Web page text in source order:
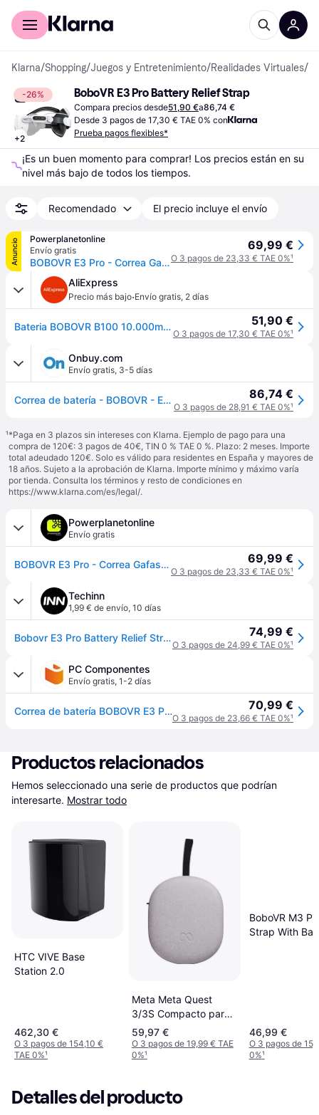
Comprar con Klarna
Klarna/Shopping/Juegos y Entretenimiento/Realidades Virtuales/
-26%
+2
BoboVR E3 Pro Battery Relief Strap
Compara precios desde51,90 €a86,74 €
Desde 3 pagos de 17,30 € TAE 0% con
Prueba pagos flexibles*
¡Es un buen momento para comprar! Los precios están en su
nivel más bajo de todos los tiempos.
Recomendado El precio incluye el envío
Anuncio
Powerplanetonline
Envío gratis
BOBOVR E3 Pro - Correa Gafas RV
69,99 €
O 3 pagos de 23,33 € TAE 0%¹
AliExpress
Precio más bajo·Envío gratis, 2 días
Bateria BOBOVR B100 10.000mAh para Correa Meta BOBOVR S3 y Pico BOBOVR P4U 51,90 €
O 3 pagos de 17,30 € TAE 0%¹
Onbuy.com
Envío gratis, 3-5 días
Correa de batería - BOBOVR - E3 Pro - Autonomía prolongada - Carga rápida - Audio 3,5 mm 86,74 €
O 3 pagos de 28,91 € TAE 0%¹
¹*Paga en 3 plazos sin intereses con Klarna. Ejemplo de pago para una
compra de 120€: 3 pagos de 40€, TIN 0 % TAE 0 %. Plazo: 2 meses. Importe
total adeudado 120€. Solo es válido para residentes en España y mayores de
18 años. Sujeto a la aprobación de Klarna. Importe mínimo y máximo varía
por tienda. Consulta los términos y resto de condiciones en
https://www.klarna.com/es/legal/.
Powerplanetonline
Envío gratis
BOBOVR E3 Pro - Correa Gafas RV 69,99 €
O 3 pagos de 23,33 € TAE 0%¹
Techinn
1,99 € de envío, 10 días
Bobovr E3 Pro Battery Relief Strap For Meta Quest 3/3s Plateado 74,99 €
O 3 pagos de 24,99 € TAE 0%¹
PC Componentes
Envío gratis, 1-2 días
Correa de batería BOBOVR E3 Pro para Meta Quest 3/3S carga rápida y audio 3,5 mm 70,99 €
O 3 pagos de 23,66 € TAE 0%¹
Productos relacionados
Hemos seleccionado una serie de productos que podrían
interesarte. Mostrar todo
HTC VIVE Base
Station 2.0
462,30 €
O 3 pagos de 154,10 €
TAE 0%¹
Meta Meta Quest
3/3S Compacto para
Gafas
59,97 €
O 3 pagos de 19,99 € TAE
0%¹
BoboVR M3
Strap With
46,99 €
O 3 pagos de
0%¹
Detalles del producto